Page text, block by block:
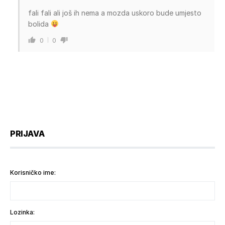
fali fali ali još ih nema a mozda uskoro bude umjesto
bolida
0 0
PRIJAVA
Korisničko ime:
Lozinka: